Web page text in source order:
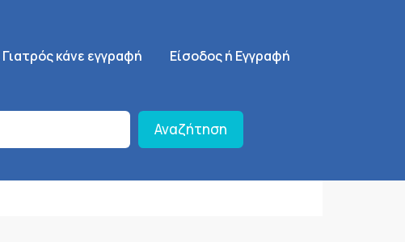
Γιατρός κάνε εγγραφή SignUp Menu
Είσοδος ή Εγγραφή
Αναζήτηση